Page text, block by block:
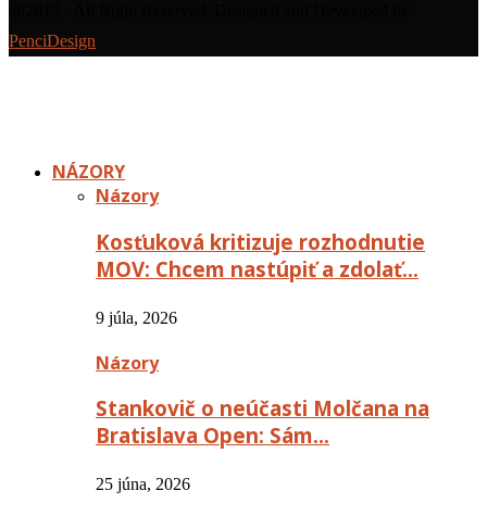
PenciDesign
NÁZORY
Názory
Kosťuková kritizuje rozhodnutie
MOV: Chcem nastúpiť a zdolať…
9 júla, 2026
Názory
Stankovič o neúčasti Molčana na
Bratislava Open: Sám…
25 júna, 2026